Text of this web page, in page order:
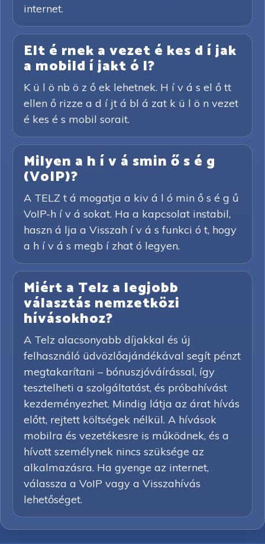
internet.
Elt é rnek a vezet é kes d í jak
a mobild í jakt ó l?
K ü l ö nb ö z ő ek lehetnek. H í v á s el ő tt
ellen ő rizze a d í jt á bl á zat k ü l ö n vezet
é kes é s mobil sorait.
Milyen a h í v á smin ő s é g
(VoIP)?
A TELZ t á mogatja a kiv á l ó min ő s é g ű
VoIP-h í v á sokat. Ha a kapcsolat instabil,
haszn á lja a Visszah í v á s funkci ó t, hogy
a h í v á s megb í zhat ó legyen.
Miért a Telz a legjobb
választás nemzetközi
hívásokhoz?
A Telz alacsonyabb díjakkal és új
felhasználó üdvözlőajándékával segít pénzt
megtakarítani – bónuszjóváírással, így
tesztelheti a szolgáltatást, és próbahívást
kezdeményezhet. Mindig látja az árat hívás
előtt, rejtett költségek nélkül. A hívások
mobilra és vezetékesre is működnek, és a
hívott személynek nincs szüksége az
alkalmazásra. Ha gyenge az internet,
válassza a VoIP vagy a Visszahívás
lehetőséget.